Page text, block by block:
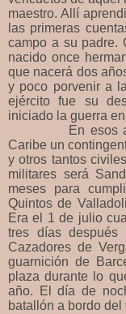
maestro. Allí
las primeras
campo a su padre.
nacido once
que nacerá dos
y poco porvenir a
ejército fue su
iniciado la guerra
En esos años,
Caribe un
y otros tantos
militares será
meses para
Quintos de
Era el 1 de julio
tres días
Cazadores de
guarnición de
plaza durante lo
año. El día de
batallón a bordo